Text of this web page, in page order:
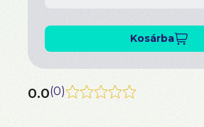
Kosárba
0.0(0)